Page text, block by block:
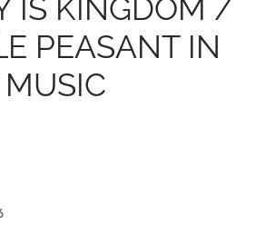
IS KINGDOM /
PEASANT IN